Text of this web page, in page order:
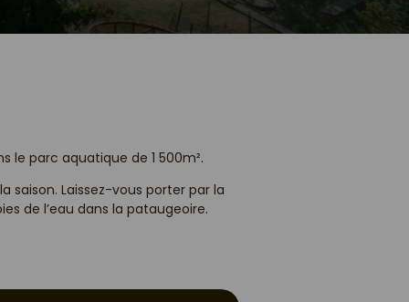
le parc aquatique de 1 500m².
saison. Laissez-vous porter par la
de l’eau dans la pataugeoire.